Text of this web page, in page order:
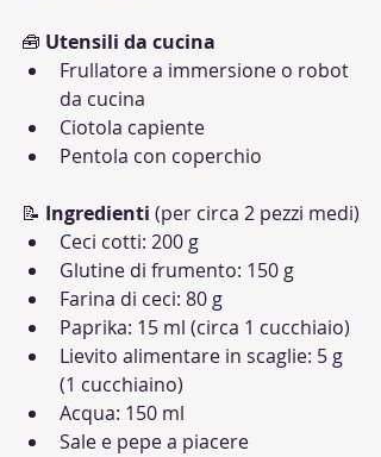
🧰 Utensili da cucina
Frullatore a immersione o robot
da cucina
Ciotola capiente
Pentola con coperchio
📝 Ingredienti (per circa 2 pezzi medi)
Ceci cotti: 200 g
Glutine di frumento: 150 g
Farina di ceci: 80 g
Paprika: 15 ml (circa 1 cucchiaio)
Lievito alimentare in scaglie: 5 g
(1 cucchiaino)
Acqua: 150 ml
Sale e pepe a piacere